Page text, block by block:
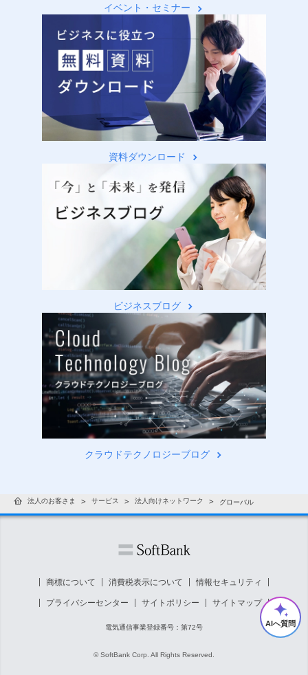
イベント・セミナー
資料ダウンロード
ビジネスブログ
クラウドテクノロジーブログ
法人のお客さま サービス 法人向けネットワーク グローバル
商標について 消費税表示について 情報セキュリティ
プライバシーセンター サイトポリシー サイトマップ
電気通信事業登録番号：第72号
© SoftBank Corp. All Rights Reserved.
AIへ質問